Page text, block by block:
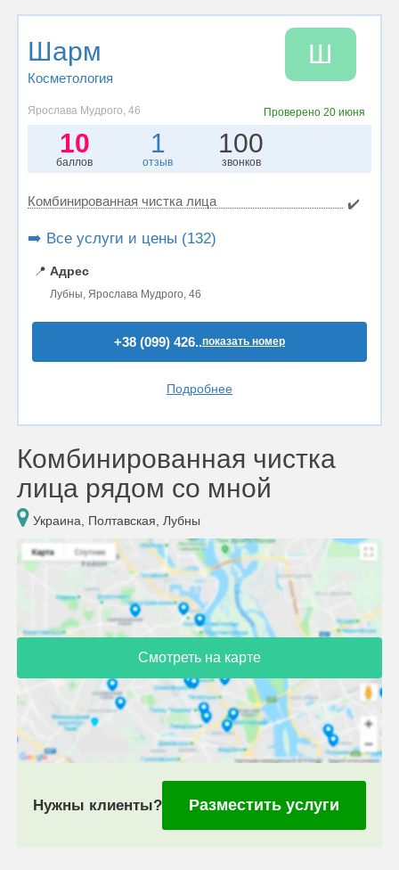
Шарм
Косметология
Ш
Ярослава Мудрого, 46 Проверено 20 июня
10
баллов
1
отзыв
100
звонков
Комбинированная чистка лица ✔️
➡️ Все услуги и цены (132)
📍 Адрес
Лубны, Ярослава Мудрого, 46
+38 (099) 426..показать номер
Подробнее
Комбинированная чистка
лица рядом со мной
Украина, Полтавская, Лубны
Смотреть на карте
Нужны клиенты? Разместить услуги